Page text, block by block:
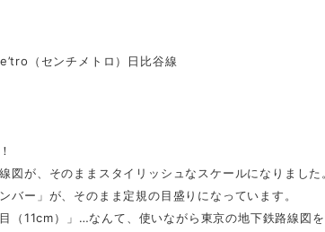
（センチメトロ）日比谷線
図が、そのままスタイリッシュなスケールになりました
バー」が、そのまま定規の目盛りになっています。
（11cm）」…なんて、使いながら東京の地下鉄路線図を